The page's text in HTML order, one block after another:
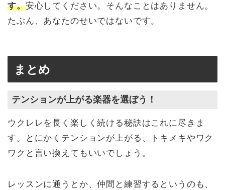
す。安心してください。そんなことはありません。
たぶん、あなたのせいではないです。
まとめ
テンションが上がる楽器を選ぼう！
ウクレレを長く楽しく続ける秘訣はこれに尽きま
す。とにかくテンションが上がる、トキメキやワク
ワクと言い換えてもいいでしょう。
レッスンに通うとか、仲間と練習するというのも、